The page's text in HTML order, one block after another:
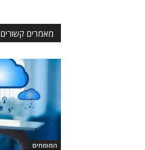
מאמרים קשורים
המומחים